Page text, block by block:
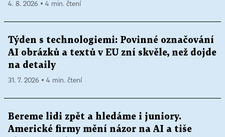
4. 8. 2026 ▪ 4 min. čtení
Týden s technologiemi: Povinné označování
AI obrázků a textů v EU zní skvěle, než dojde
na detaily
31. 7. 2026 ▪ 4 min. čtení
Bereme lidi zpět a hledáme i juniory.
Americké firmy mění názor na AI a tiše